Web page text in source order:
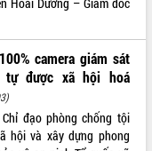
camera giám sát
được xã hội hoá
đạo phòng chống tội
hội và xây dựng phong